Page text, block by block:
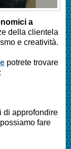
a
della clientela
e creatività.
potrete trovare
di approfondire
fare